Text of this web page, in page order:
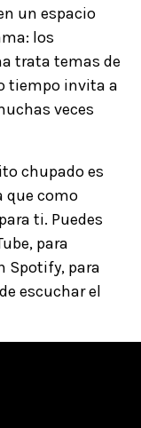
un espacio
los
trata temas de
tiempo invita a
veces
chupado es
que como
ti. Puedes
para
Spotify, para
escuchar el